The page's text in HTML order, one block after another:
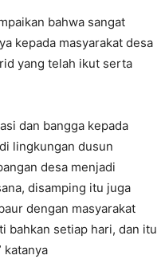
bahwa sangat
kepada masyarakat desa
yang telah ikut serta
dan bangga kepada
lingkungan dusun
desa menjadi
disamping itu juga
dengan masyarakat
bahkan setiap hari, dan itu
katanya